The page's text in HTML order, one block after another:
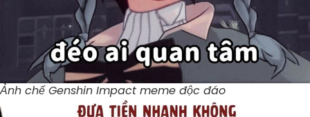
Ảnh chế Genshin Impact meme độc đáo